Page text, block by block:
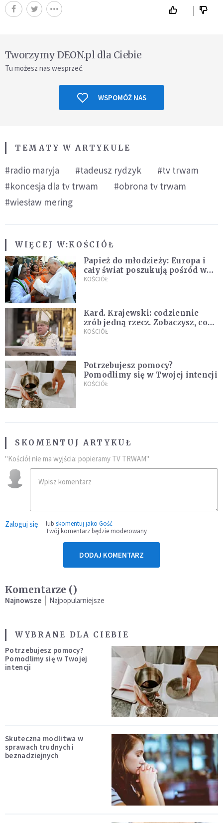
Tworzymy DEON.pl dla Ciebie
Tu możesz nas wesprzeć.
WSPOMÓŻ NAS
TEMATY W ARTYKULE
#radio maryja #tadeusz rydzyk
#tv trwam
#koncesja dla tv trwam
#obrona tv trwam
#wiesław mering
WIĘCEJ W:KOŚCIÓŁ
Papież do młodzieży: Europa i
cały świat poszukują pośród was
nowych świętych
KOŚCIÓŁ
Kard. Krajewski: codziennie
zrób jedną rzecz. Zobaczysz, co
stanie się z twoim życiem
KOŚCIÓŁ
Potrzebujesz pomocy?
Pomodlimy się w Twojej intencji
KOŚCIÓŁ
SKOMENTUJ ARTYKUŁ
"Kościół nie ma wyjścia: popieramy TV TRWAM"
Zaloguj się lub skomentuj jako Gość
Twój komentarz będzie moderowany
DODAJ KOMENTARZ
Komentarze ()
Najnowsze Najpopularniejsze
WYBRANE DLA CIEBIE
Potrzebujesz pomocy?
Pomodlimy się w Twojej
intencji
Skuteczna modlitwa w
sprawach trudnych i
beznadziejnych